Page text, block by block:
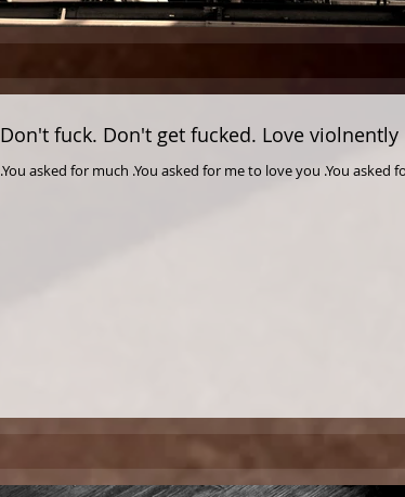
Don't fuck. Don't get fucked. Love violnently